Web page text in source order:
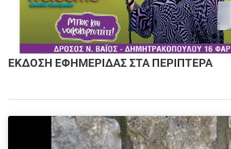
ΕΚΔΟΣΗ ΕΦΗΜΕΡΙΔΑΣ ΣΤΑ ΠΕΡΙΠΤΕΡΑ